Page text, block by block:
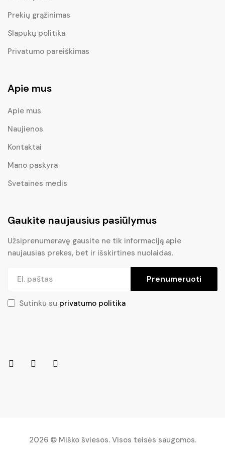
Prekių grąžinimas
Slapukų politika
Privatumo pareiškimas
Apie mus
Apie mus
Naujienos
Kontaktai
Mano paskyra
Svetainės medis
Gaukite naujausius pasiūlymus
Užsiprenumeravę gausite ne tik informaciją apie
naujausias prekes, bet ir išskirtines nuolaidas.
Prenumeruoti
Sutinku su privatumo politika
2026 © Miško šviesos. Visos teisės saugomos.